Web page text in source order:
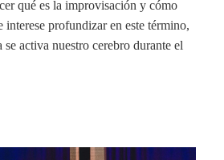
qué es la improvisación y cómo
interese profundizar en este término,
activa nuestro cerebro durante el